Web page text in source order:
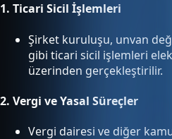
1. Ticari Sicil İşlemleri
Şirket kuruluşu, unvan
gibi ticari sicil işlemleri
üzerinden gerçekleştirilir.
2. Vergi ve Yasal Süreçler
Vergi dairesi ve diğer